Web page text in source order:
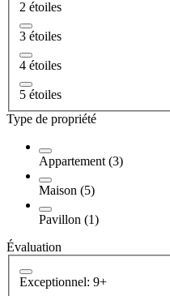
2 étoiles
3 étoiles
4 étoiles
5 étoiles
Type de propriété
Appartement (3)
Maison (5)
Pavillon (1)
Évaluation
Exceptionnel: 9+